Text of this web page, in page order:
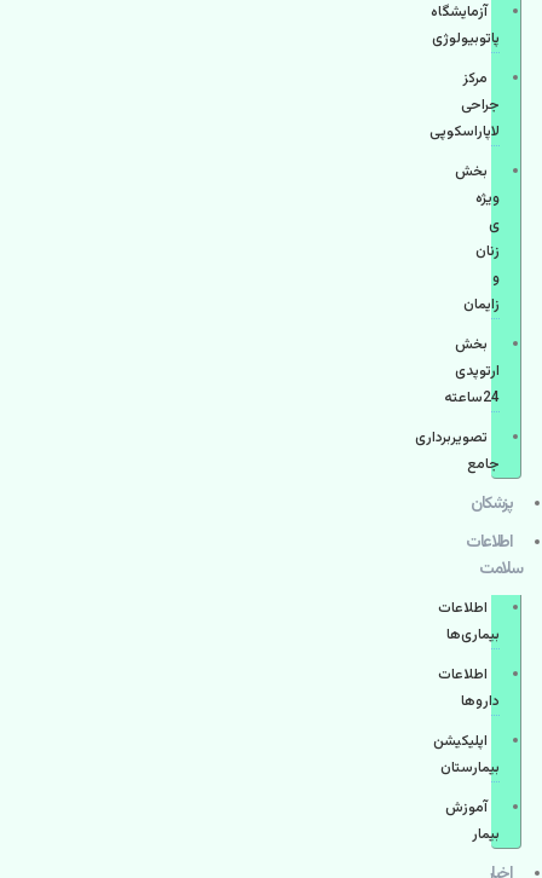
آزمایشگاه
پاتوبیولوژی
مرکز
جراحی
لاپاراسکوپی
بخش
ویژه
ی
زنان
و
زایمان
بخش
ارتوپدی
24ساعته
تصویربرداری
جامع
پزشكان
اطلاعات
سلامت
اطلاعات
بیماری‌ها
اطلاعات
دارو‌ها
اپليكيشن
بيمارستان
آموزش
بیمار